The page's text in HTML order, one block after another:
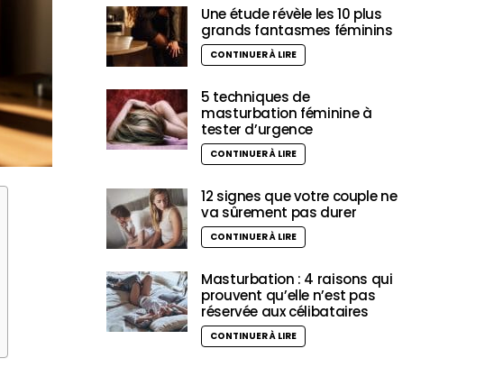
Une étude révèle les 10 plus
grands fantasmes féminins
CONTINUER À LIRE
5 techniques de
masturbation féminine à
tester d’urgence
CONTINUER À LIRE
12 signes que votre couple ne
va sûrement pas durer
CONTINUER À LIRE
Masturbation : 4 raisons qui
prouvent qu’elle n’est pas
réservée aux célibataires
CONTINUER À LIRE